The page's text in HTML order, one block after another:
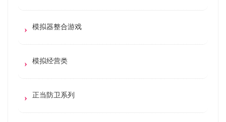
模拟器整合游戏
模拟经营类
正当防卫系列